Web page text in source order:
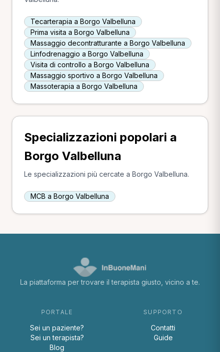
Tecarterapia a Borgo Valbelluna
Prima visita a Borgo Valbelluna
Massaggio decontratturante a Borgo Valbelluna
Linfodrenaggio a Borgo Valbelluna
Visita di controllo a Borgo Valbelluna
Massaggio sportivo a Borgo Valbelluna
Massoterapia a Borgo Valbelluna
Specializzazioni popolari a
Borgo Valbelluna
Le specializzazioni più cercate a Borgo Valbelluna.
MCB a Borgo Valbelluna
La piattaforma per trovare il terapista giusto, vicino a te.
PORTALE
Sei un paziente?
Sei un terapista?
Blog
SUPPORTO
Contatti
Guide